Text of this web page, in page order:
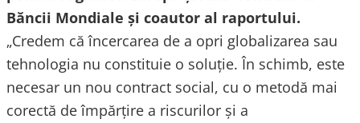
Băncii Mondiale și coautor al raportului.
„Credem că încercarea de a opri globalizarea sau
tehnologia nu constituie o soluție. În schimb, este
necesar un nou contract social, cu o metodă mai
corectă de împărțire a riscurilor și a